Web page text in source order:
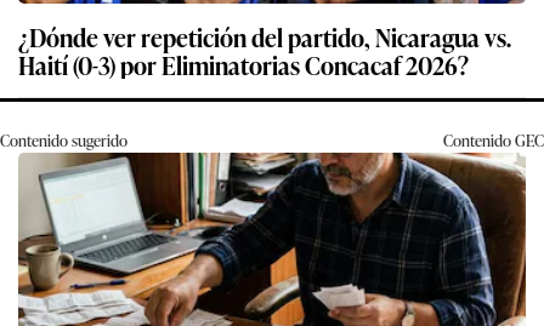
¿Dónde ver repetición del partido, Nicaragua vs.
Haití (0-3) por Eliminatorias Concacaf 2026?
Contenido sugerido ContenidoGEC